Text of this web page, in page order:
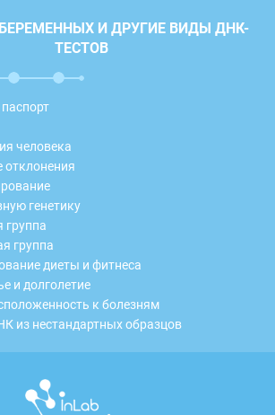
И ДРУГИЕ ВИДЫ ДНК-
ТЕСТОВ
человека
генетику
группа
группа
диеты и фитнеса
и долголетие
к болезням
из нестандартных образцов